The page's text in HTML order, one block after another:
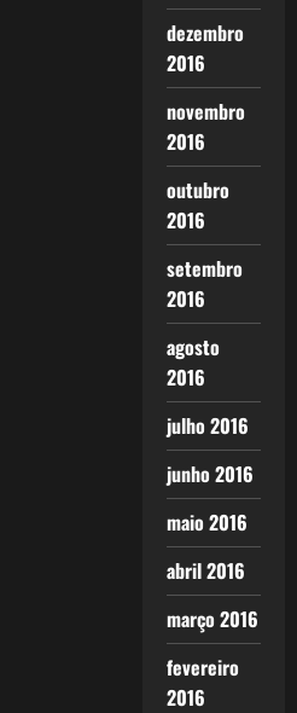
dezembro
2016
novembro
2016
outubro
2016
setembro
2016
agosto
2016
julho 2016
junho 2016
maio 2016
abril 2016
março 2016
fevereiro
2016